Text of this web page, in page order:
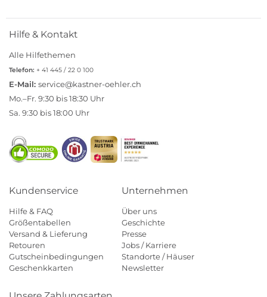
Hilfe & Kontakt
Alle Hilfethemen
Telefon: + 41 445 / 22 0 100
E-Mail: service@kastner-oehler.ch
Mo.–Fr. 9:30 bis 18:30 Uhr
Sa. 9:30 bis 18:00 Uhr
Kundenservice
Hilfe & FAQ
Größentabellen
Versand & Lieferung
Retouren
Gutscheinbedingungen
Geschenkkarten
Unternehmen
Über uns
Geschichte
Presse
Jobs / Karriere
Standorte / Häuser
Newsletter